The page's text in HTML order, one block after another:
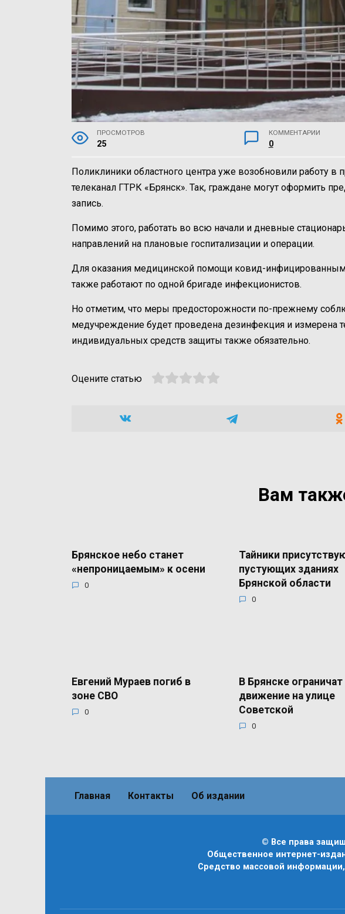
ПРОСМОТРОВ
25
КОММЕНТАРИИ
0
Поликлиники областного центра уже возобновили работу
телеканал ГТРК «Брянск». Так, граждане могут оформить
запись.
Помимо этого, работать во всю начали и дневные
направлений на плановые госпитализации и операции.
Для оказания медицинской помощи ковид-
также работают по одной бригаде инфекционистов.
Но отметим, что меры предосторожности по-прежнему
медучреждение будет проведена дезинфекция и измерена
индивидуальных средств защиты также обязательно.
Оцените статью
Вам
Брянское небо станет
«непроницаемым» к осени
0
Тайники
пустующих зданиях
Брянской области
0
Евгений Мураев погиб в
зоне СВО
0
В Брянске ограничат
движение на улице
Советской
0
Главная Контакты Об издании
© Все права
Общественное интернет-
Средство массовой